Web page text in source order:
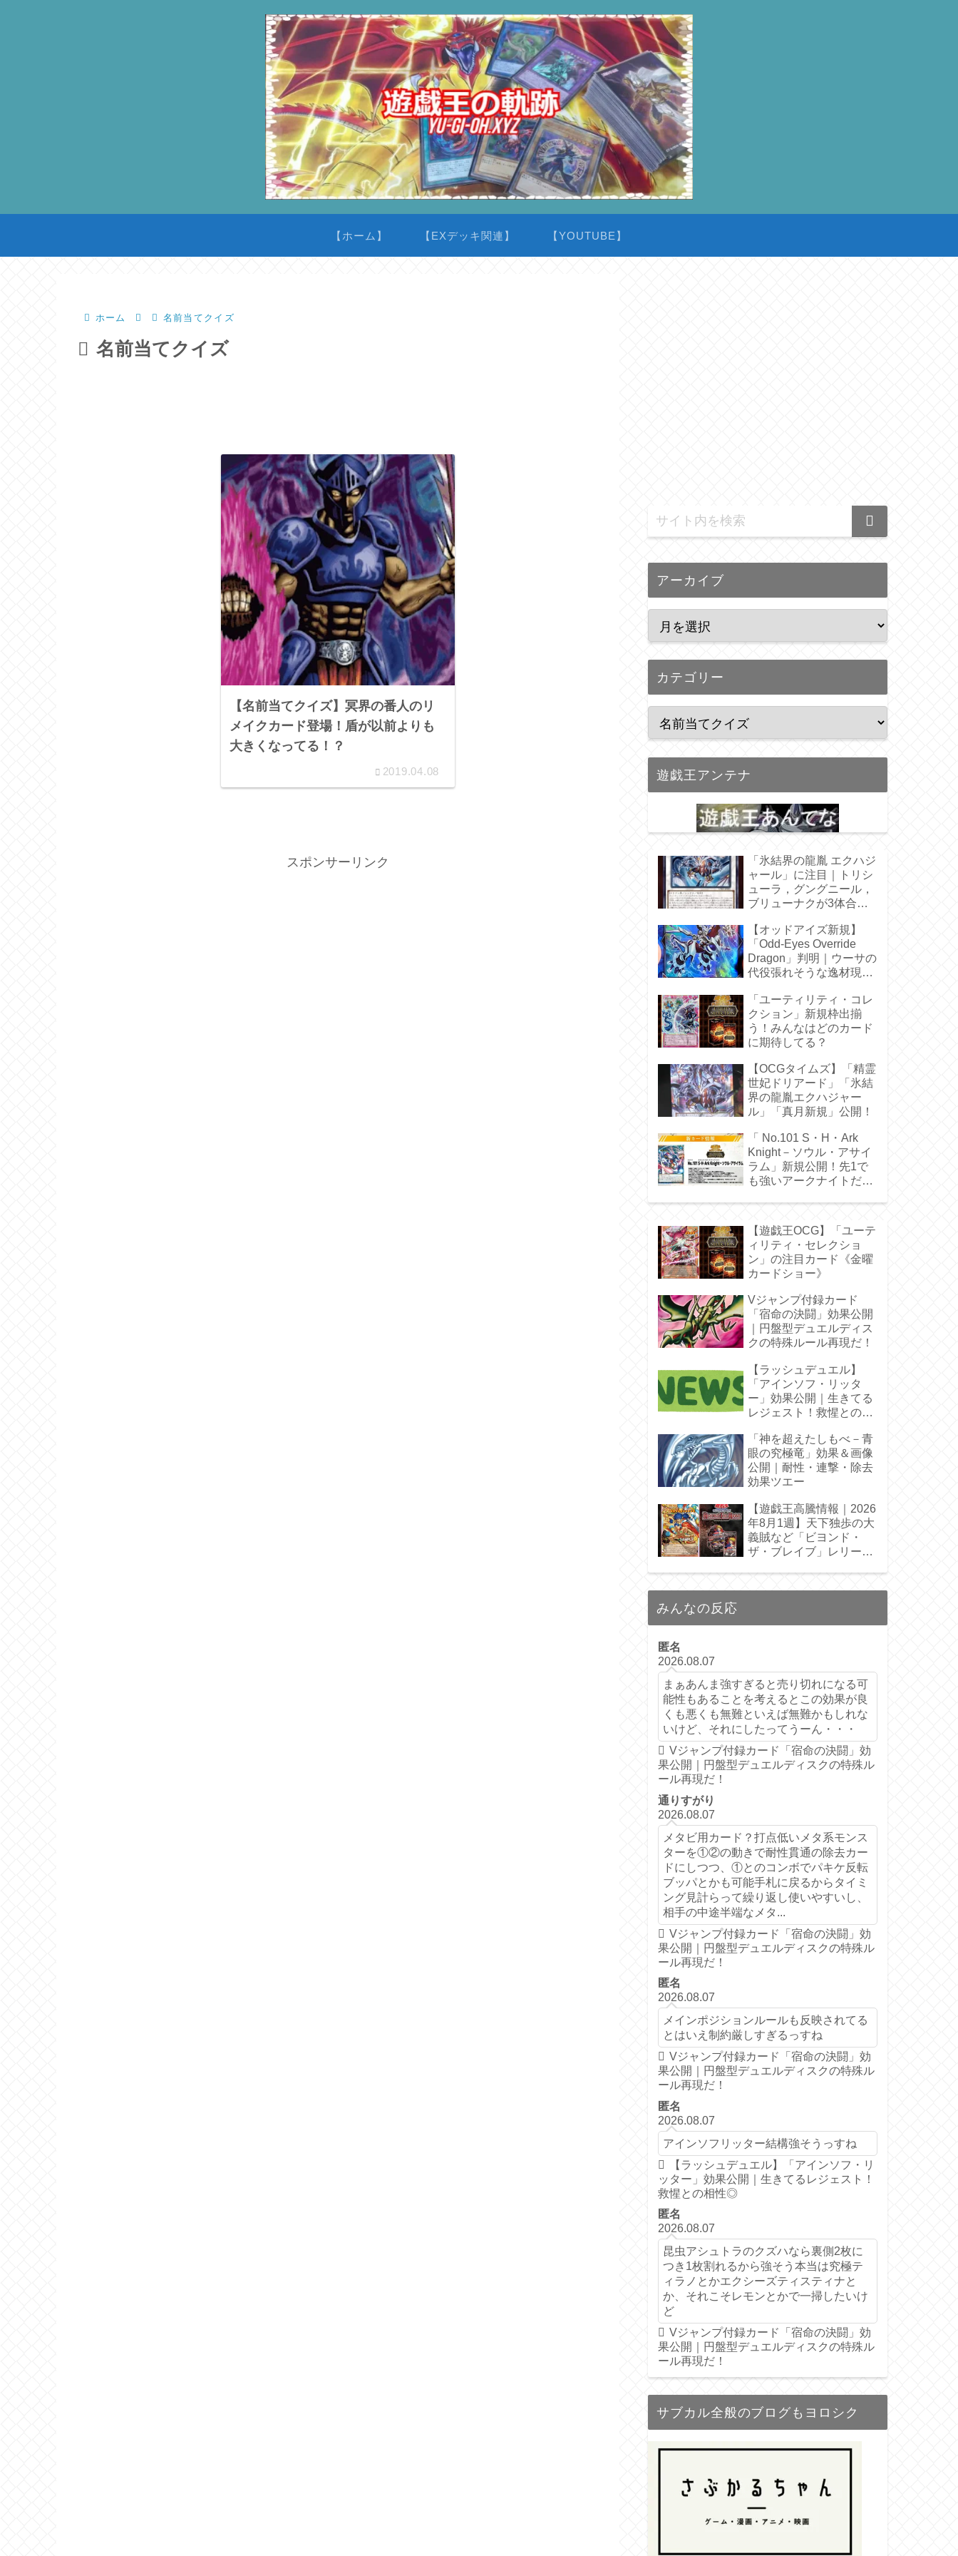
【ホーム】 【EXデッキ関連】 【YOUTUBE】
ホーム 名前当てクイズ
名前当てクイズ
【名前当てクイズ】冥界の番人のリ
メイクカード登場！盾が以前よりも
大きくなってる！？
2019.04.08
スポンサーリンク
アーカイブ
カテゴリー
遊戯王アンテナ
「氷結界の龍胤 エクハジ
ャール」に注目｜トリシ
ューラ，グングニール，
ブリューナクが3体合
【オッドアイズ新規】
「Odd-Eyes Override
Dragon」判明｜ウーサの
代役張れそうな逸材現
「ユーティリティ・コレ
クション」新規枠出揃
う！みんなはどのカード
に期待してる？
【OCGタイムズ】「精霊
世妃ドリアード」「氷結
界の龍胤エクハジャー
ル」「真月新規」公開！
「 No.101 S・H・Ark
Knight－ソウル・アサイ
ラム」新規公開！先1で
も強いアークナイトだ
【遊戯王OCG】「ユーテ
ィリティ・セレクショ
ン」の注目カード《金曜
カードショー》
Vジャンプ付録カード
「宿命の決闘」効果公開
｜円盤型デュエルディス
クの特殊ルール再現だ！
【ラッシュデュエル】
「アインソフ・リッタ
ー」効果公開｜生きてる
レジェスト！救惺との相
「神を超えたしもべ－青
眼の究極竜」効果＆画像
公開｜耐性・連撃・除去
効果ツエー
【遊戯王高騰情報｜2026
年8月1週】天下独歩の大
義賊など「ビヨンド・
ザ・ブレイブ」レリーフ
みんなの反応
匿名
2026.08.07
まぁあんま強すぎると売り切れになる可
能性もあることを考えるとこの効果が良
くも悪くも無難といえば無難かもしれな
いけど、それにしたってうーん・・・
Vジャンプ付録カード「宿命の決闘」効
果公開｜円盤型デュエルディスクの特殊ル
ール再現だ！
通りすがり
2026.08.07
メタビ用カード？打点低いメタ系モンス
ターを①②の動きで耐性貫通の除去カー
ドにしつつ、①とのコンボでパキケ反転
ブッパとかも可能手札に戻るからタイミ
ング見計らって繰り返し使いやすいし、
相手の中途半端なメタ...
Vジャンプ付録カード「宿命の決闘」効
果公開｜円盤型デュエルディスクの特殊ル
ール再現だ！
匿名
2026.08.07
メインポジションルールも反映されてる
とはいえ制約厳しすぎるっすね
Vジャンプ付録カード「宿命の決闘」効
果公開｜円盤型デュエルディスクの特殊ル
ール再現だ！
匿名
2026.08.07
アインソフリッター結構強そうっすね
【ラッシュデュエル】「アインソフ・リ
ッター」効果公開｜生きてるレジェスト！
救惺との相性◎
匿名
2026.08.07
昆虫アシュトラのクズハなら裏側2枚に
つき1枚割れるから強そう本当は究極テ
ィラノとかエクシーズティスティナと
か、それこそレモンとかで一掃したいけ
ど
Vジャンプ付録カード「宿命の決闘」効
果公開｜円盤型デュエルディスクの特殊ル
ール再現だ！
サブカル全般のブログもヨロシク